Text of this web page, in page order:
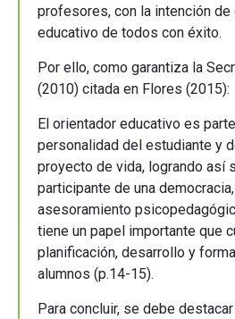
profesores, con la intención
educativo de todos con éxito.
Por ello, como garantiza la
(2010) citada en Flores (2015):
El orientador educativo es
personalidad del estudiante y
proyecto de vida, logrando así
participante de una
asesoramiento
tiene un papel importante que
planificación, desarrollo y
alumnos (p.14-15).
Para concluir, se debe